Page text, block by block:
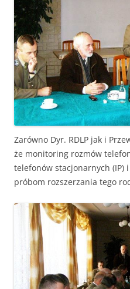
Zarówno Dyr. RDLP jak i
że monitoring rozmów
telefonów stacjonarnych (IP)
próbom rozszerzania tego